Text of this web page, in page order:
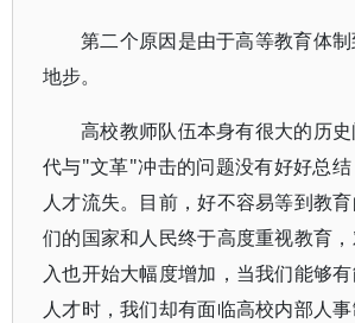
第二个原因是由于高等教育体
地步。
高校教师队伍本身有很大的历
代与"文革"冲击的问题没有好好总
人才流失。目前，好不容易等到教
们的国家和人民终于高度重视教育
入也开始大幅度增加，当我们能够
人才时，我们却有面临高校内部人